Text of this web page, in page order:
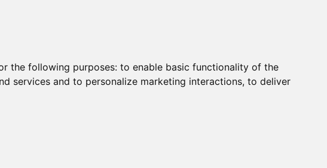
the following purposes: to enable basic functionality of the
services and to personalize marketing interactions, to deliver